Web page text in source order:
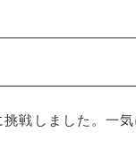
戦しました。一気